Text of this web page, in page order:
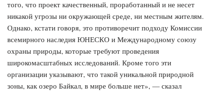
того, что проект качественный, проработанный и не несет
никакой угрозы ни окружающей среде, ни местным жителям.
Однако, кстати говоря, это противоречит подходу Комиссии
всемирного наследия ЮНЕСКО и Международному союзу
охраны природы, которые требуют проведения
широкомасштабных исследований. Кроме того эти
организации указывают, что такой уникальной природной
зоны, как озеро Байкал, в мире больше нет», — сказал